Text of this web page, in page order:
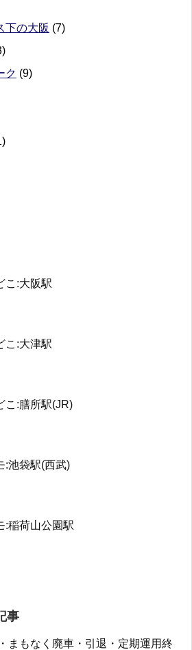
下の大阪 (7)
ク (9)
こ:大阪駅
こ:大津駅
こ:膳所駅(JR)
:池袋駅(西武)
:稲荷山公園駅
事
まもなく廃車・引退・定期運用終